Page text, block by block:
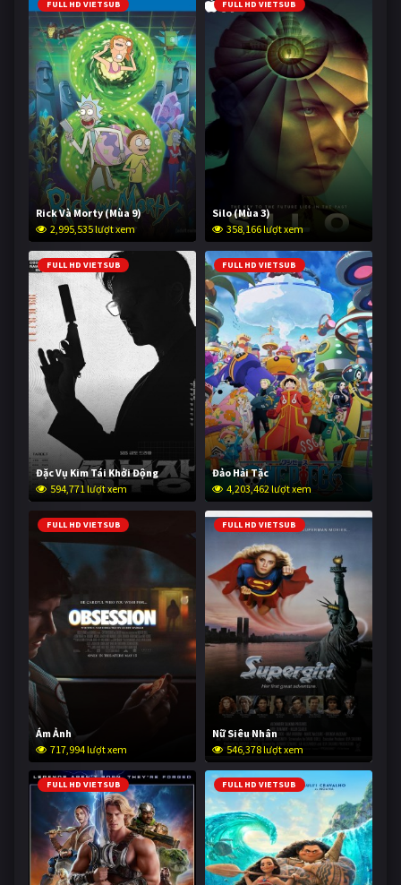
FULL HD VIETSUB
Rick Và Morty (Mùa 9)
2,995,535 lượt xem
FULL HD VIETSUB
Silo (Mùa 3)
358,166 lượt xem
FULL HD VIETSUB
Đặc Vụ Kim Tái Khởi Động
594,771 lượt xem
FULL HD VIETSUB
Đảo Hải Tặc
4,203,462 lượt xem
FULL HD VIETSUB
Ám Ảnh
717,994 lượt xem
FULL HD VIETSUB
Nữ Siêu Nhân
546,378 lượt xem
FULL HD VIETSUB FULL HD VIETSUB